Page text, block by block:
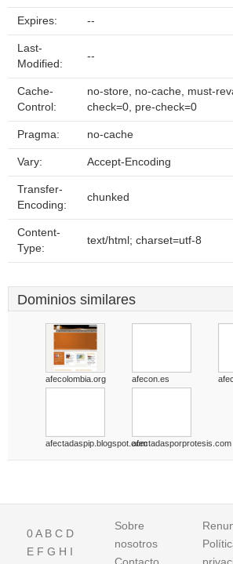
Expires: --
Last-
Modified:
--
Cache-
Control:
no-store, no-cache, must-
check=0, pre-check=0
Pragma: no-cache
Vary: Accept-Encoding
Transfer-
Encoding:
chunked
Content-
Type:
text/html; charset=utf-8
Dominios similares
afecolombia.org afecon.es
afectadaspip.blogspot.comafectadasporprotesis.com
0A B C D
E F G H I
Sobre
nosotros